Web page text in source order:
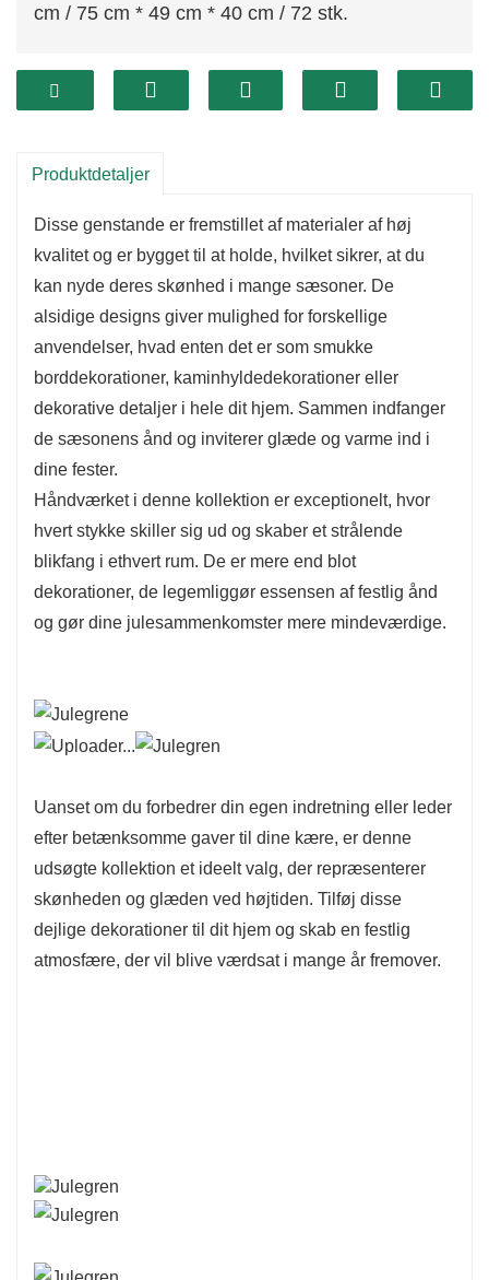
cm / 75 cm * 49 cm * 40 cm / 72 stk.
Løft din festlige indretning med denne
Z005-65A,CQ19-Z005-48A
kollektion er omhyggeligt fremstillet med
indviklede detaljer og livlige farver, designet til at
bringe sofistikering og varme til dine
julefejringer. Disse dekorationer er perfekte til at
pryde dit juletræ eller skabe et iøjnefaldende
midtpunkt, og de vil forbedre den overordnede
æstetik i dine sæsonbestemte udstillinger.
Produktdetaljer
Disse genstande er fremstillet af materialer af høj
kvalitet og er bygget til at holde, hvilket sikrer, at du
kan nyde deres skønhed i mange sæsoner. De
alsidige designs giver mulighed for forskellige
anvendelser, hvad enten det er som smukke
borddekorationer, kaminhyldedekorationer eller
dekorative detaljer i hele dit hjem. Sammen indfanger
de sæsonens ånd og inviterer glæde og varme ind i
dine fester.
Håndværket i denne kollektion er exceptionelt, hvor
hvert stykke skiller sig ud og skaber et strålende
blikfang i ethvert rum. De er mere end blot
dekorationer, de legemliggør essensen af ​​festlig ånd
og gør dine julesammenkomster mere mindeværdige.
Uanset om du forbedrer din egen indretning eller leder
efter betænksomme gaver til dine kære, er denne
udsøgte kollektion et ideelt valg, der repræsenterer
skønheden og glæden ved højtiden. Tilføj disse
dejlige dekorationer til dit hjem og skab en festlig
atmosfære, der vil blive værdsat i mange år fremover.